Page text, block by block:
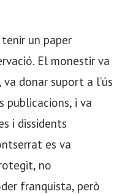
un paper
El monestir va
donar suport a l’ús
i va
i dissidents
es va
no
franquista, però